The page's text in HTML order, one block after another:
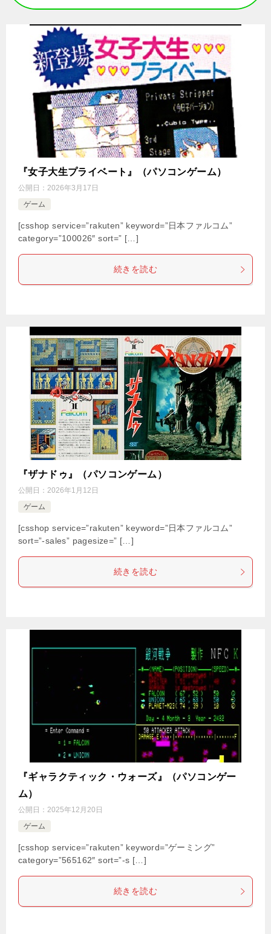
『女子大生プライベート』（パソコンゲーム）
公開日： 2026年3月17日
ゲーム
[csshop service=”rakuten” keyword=”日本ファルコム”
category=”100026″ sort=” […]
続きを読む
『ザナドゥ』（パソコンゲーム）
公開日： 2026年1月12日
ゲーム
[csshop service=”rakuten” keyword=”日本ファルコム”
sort=”-sales” pagesize=” […]
続きを読む
『ギャラクティック・ウォーズ』（パソコンゲー
ム）
公開日： 2025年12月20日
ゲーム
[csshop service=”rakuten” keyword=”ゲーミング”
category=”565162″ sort=”-s […]
続きを読む